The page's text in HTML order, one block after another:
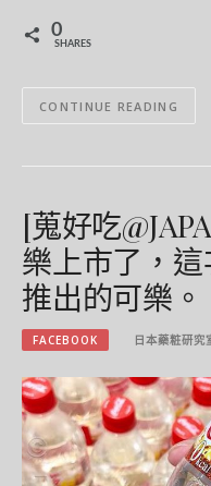
0
SHARES
CONTINUE READING
[蒐好吃
樂上市了，
推出的可樂。
FACEBOOK 日本藥粧研究